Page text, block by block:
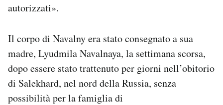
autorizzati».
Il corpo di Navalny era stato consegnato a sua
madre, Lyudmila Navalnaya, la settimana scorsa,
dopo essere stato trattenuto per giorni nell’obitorio
di Salekhard, nel nord della Russia, senza
possibilità per la famiglia di